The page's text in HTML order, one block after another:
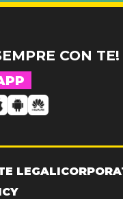
CON TE!
LEGALI